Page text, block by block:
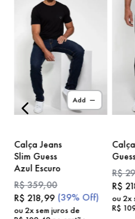
Add
Calça Jeans
Slim Guess
Azul Escuro
R$359,00
R$ 218,99 (39% Off)
ou 2x sem juros de
R$
R$
ou2x
R$